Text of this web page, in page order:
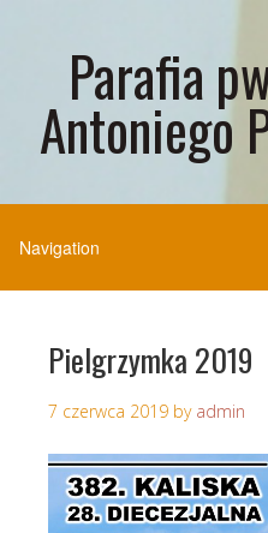
Parafia
Antoniego
Pielgrzymka 2019
7 czerwca 2019 by admin